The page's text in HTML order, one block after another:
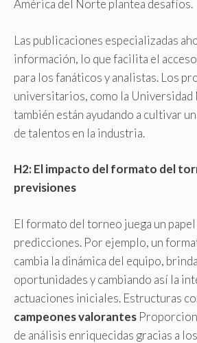
América del Norte plantea desafíos.
Las publicaciones especializadas
información, lo que facilita el
para los fanáticos y analistas. Los
universitarios, como la Universidad
también están ayudando a cultivar
de talentos en la industria.
H2: El impacto del formato del
previsiones
El formato del torneo juega un
predicciones. Por ejemplo, un
cambia la dinámica del equipo,
oportunidades y cambiando así la
actuaciones iniciales. Estructuras
campeones valorantes
de análisis enriquecidas gracias a